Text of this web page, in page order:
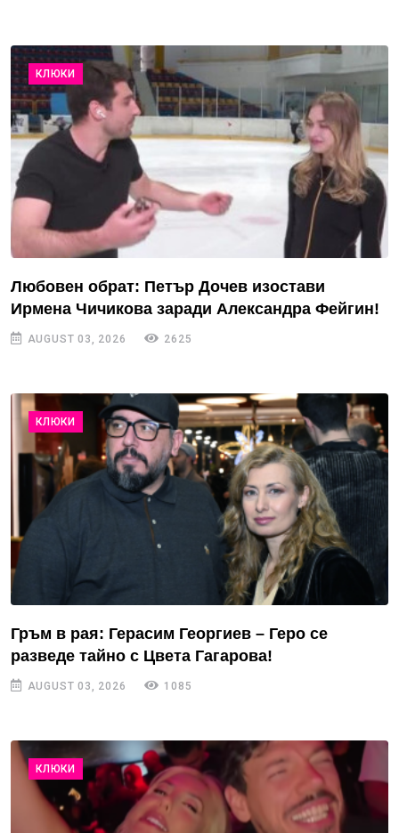
КЛЮКИ
Любовен обрат: Петър Дочев изостави
Ирмена Чичикова заради Александра Фейгин!
AUGUST 03, 2026 2625
КЛЮКИ
Гръм в рая: Герасим Георгиев – Геро се
разведе тайно с Цвета Гагарова!
AUGUST 03, 2026 1085
КЛЮКИ